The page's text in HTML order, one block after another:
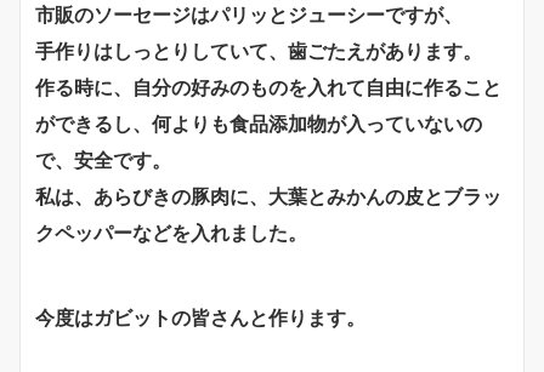
市販のソーセージはパリッとジューシーですが、
手作りはしっとりしていて、歯ごたえがあります。
作る時に、自分の好みのものを入れて自由に作ること
ができるし、何よりも食品添加物が入っていないの
で、安全です。
私は、あらびきの豚肉に、大葉とみかんの皮とブラッ
クペッパーなどを入れました。
今度はガビットの皆さんと作ります。